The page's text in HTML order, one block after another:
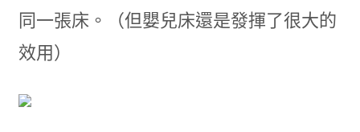
同一張床。（但嬰兒床還是發揮了很大的
效用）